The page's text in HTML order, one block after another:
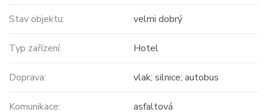
Stav objektu: velmi dobrý
Typ zařízení: Hotel
Doprava: vlak; silnice; autobus
Komunikace: asfaltová